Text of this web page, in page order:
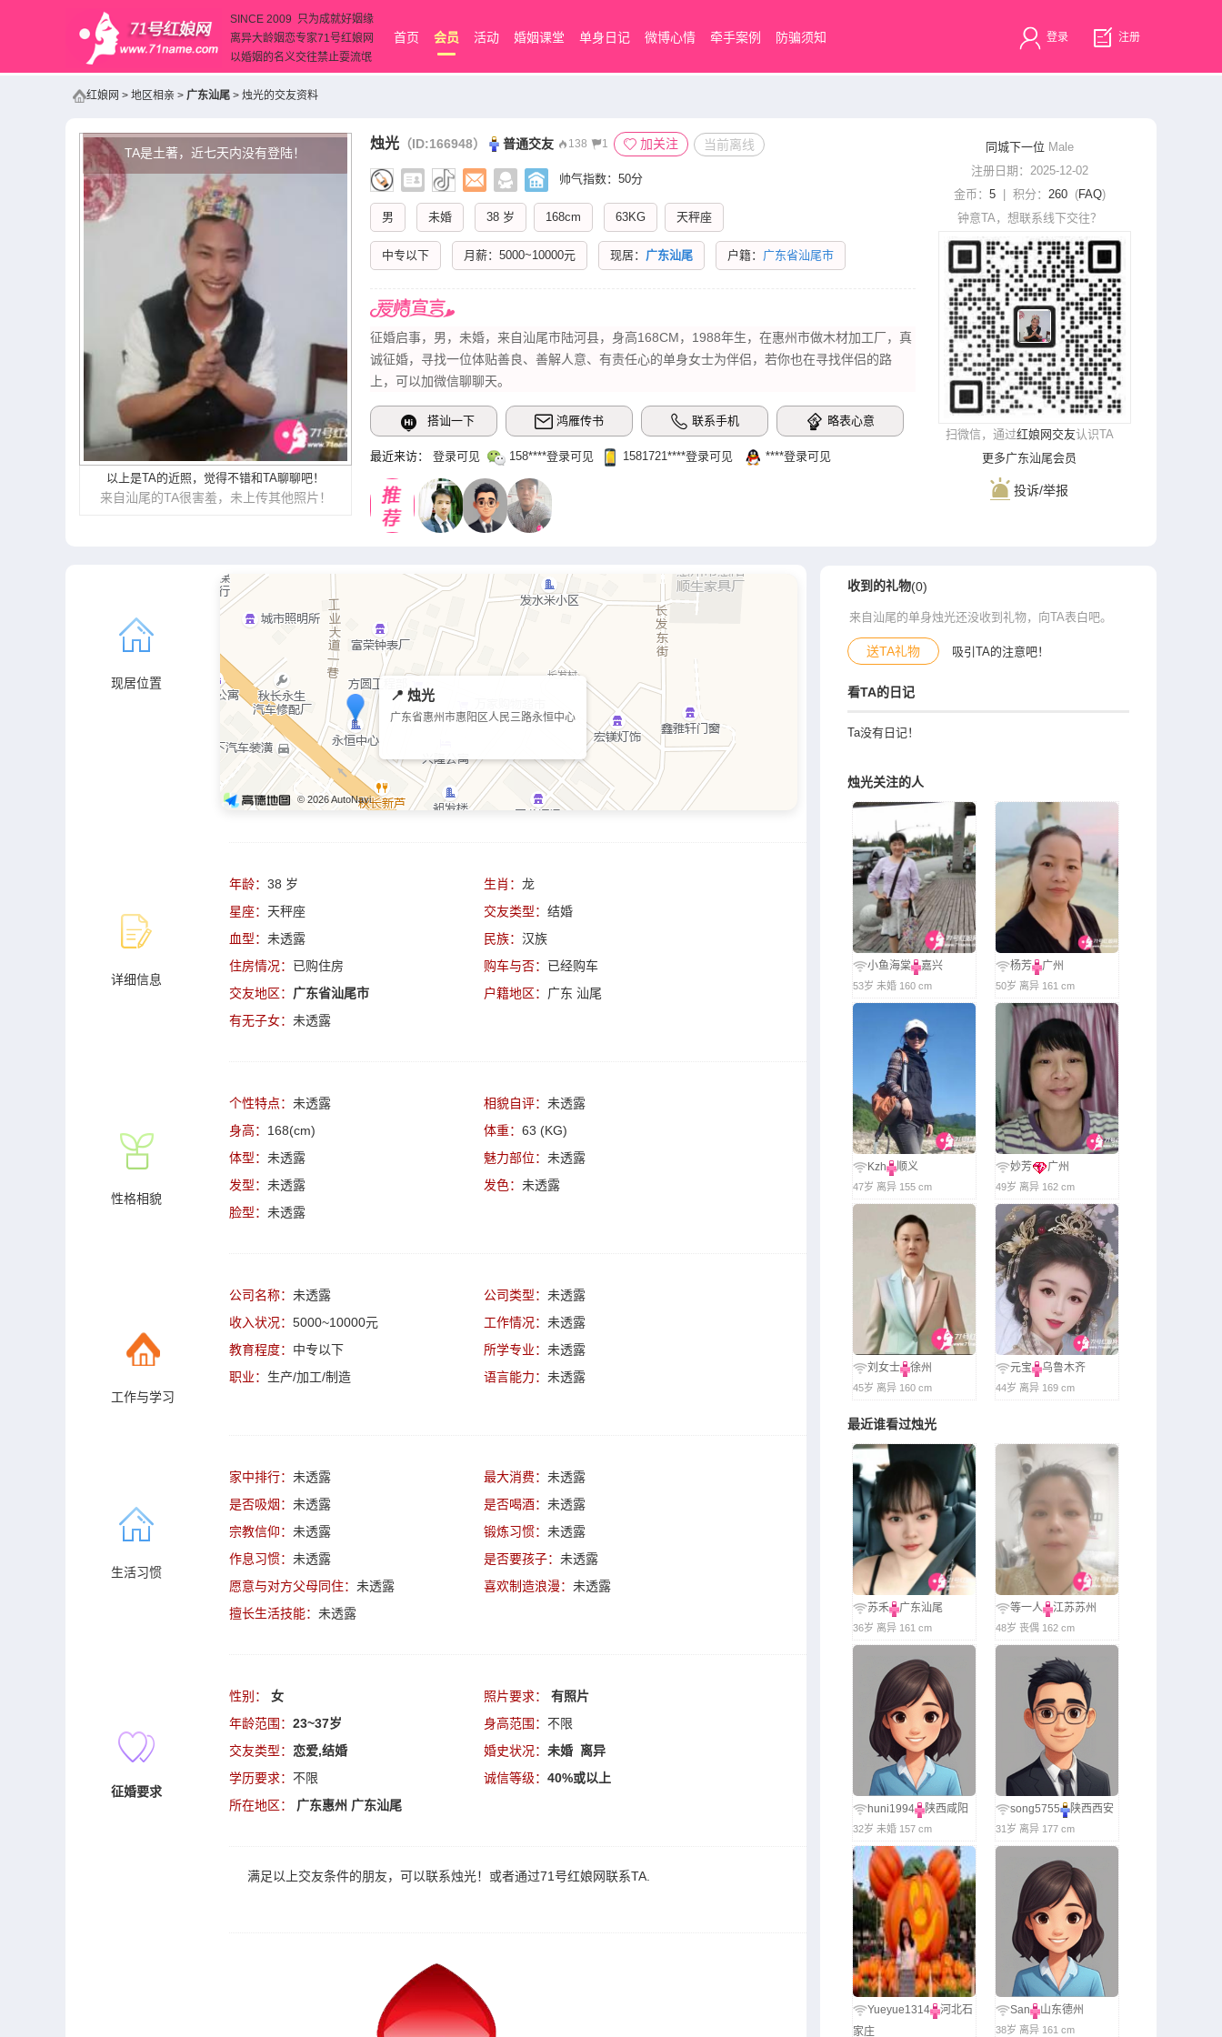
SINCE 2009 只为成就好姻缘
离异大龄姻恋专家71号红娘网
以婚姻的名义交往禁止耍流氓
首页 会员 活动 婚姻课堂 单身日记 微博心情 牵手案例 防骗须知 登录 注册
红娘网 > 地区相亲 > 广东汕尾 > 烛光的交友资料
TA是土著，近七天内没有登陆！
以上是TA的近照，觉得不错和TA聊聊吧！
来自汕尾的TA很害羞，未上传其他照片！
烛光 （ID:166948） 普通交友 138 1 加关注 当前离线
帅气指数：50分
男 未婚 38 岁 168cm 63KG 天秤座
中专以下 月薪：5000~10000元 现居： 广东汕尾 户籍： 广东省汕尾市
征婚启事，男，未婚，来自汕尾市陆河县，身高168CM，1988​‌‌年生，在惠州市做木材加工厂，真
诚征婚，寻找一位体贴善良、善解人意、有责任心的单身女士为伴侣，若你也在寻找伴侣的路
上，可以加微信聊聊天。
搭讪一下 鸿雁传书 联系手机 略表心意
最近来访： 登录可见 158‌****登录可见 1581721‌****‌登录可见 ‌****‌登录可见
同城下一位 Male
注册日期：2025-12-02
金币： 5| 积分： 260(FAQ)
钟意TA，想联系线下交往？
扫微信，通过红娘网交友认识TA
更多广东汕尾会员
投诉/举报
现居位置
📍 烛光
广东省惠州市惠阳区人民三路永恒中心
© 2026 AutoNavi
详细信息
年龄： 38 岁 生肖： 龙
星座： 天秤座 交友类型： 结婚
血型： 未透露 民族： 汉族
住房情况： 已购住房 购车与否： 已经购车
交友地区： 广东省汕尾市 户籍地区： 广东 汕尾
有无子女： 未透露
性格相貌
个性特点： 未透露 相貌自评： 未透露
身高： 168(cm) 体重： 63 (KG)
体型： 未透露 魅力部位： 未透露
发型： 未透露 发色： 未透露
脸型： 未透露
工作与学习
公司名称： 未透露 公司类型： 未透露
收入状况： 5000~10000元 工作情况： 未透露
教育程度： 中专以下 所学专业： 未透露
职业： 生产/加工/制造 语言能力： 未透露
生活习惯
家中排行： 未透露 最大消费： 未透露
是否吸烟： 未透露 是否喝酒： 未透露
宗教信仰： 未透露 锻炼习惯： 未透露
作息习惯： 未透露 是否要孩子： 未透露
愿意与对方父母同住： 未透露 喜欢制造浪漫： 未透露
擅长生活技能： 未透露
征婚要求
性别： 女 照片要求：
有照片
年龄范围： 23~37岁 身高范围： 不限
交友类型： 恋爱,结婚 婚史状况： 未婚 离异
学历要求： 不限 诚信等级： 40%或以上
所在地区：
广东惠州 广东汕尾
满足以上交友条件的朋友，可以联系烛光！或者通过71号红娘网联系TA
收到的礼物(0)
来自汕尾的单身烛光还没收到礼物，向TA表白吧。
送TA礼物 吸引TA的注意吧！
看TA的日记
Ta没有日记！
烛光关注的人
小鱼海棠 嘉兴
53岁 未婚 160 cm
杨芳 广州
50岁 离异 161 cm
Kzh 顺义
47岁 离异 155 cm
妙芳 广州
49岁 离异 162 cm
刘女士 徐州
45岁 离异 160 cm
元宝 乌鲁木齐
44岁 离异 169 cm
最近谁看过烛光
苏禾 广东汕尾
36岁 离异 161 cm
等一人 江苏苏州
48岁 丧偶 162 cm
huni1994 陕西咸阳
32岁 未婚 157 cm
song5755 陕西西安
31岁 离异 177 cm
Yueyue1314
河北石
家庄
San 山东德州
38岁 离异 161 cm